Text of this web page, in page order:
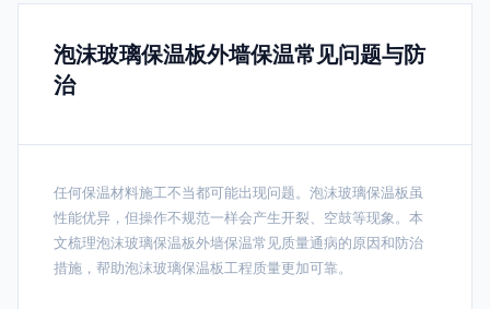
泡沫玻璃保温板外墙保温常见问题与防
治
任何保温材料施工不当都可能出现问题。泡沫玻璃保温板虽
性能优异，但操作不规范一样会产生开裂、空鼓等现象。本
文梳理泡沫玻璃保温板外墙保温常见质量通病的原因和防治
措施，帮助泡沫玻璃保温板工程质量更加可靠。